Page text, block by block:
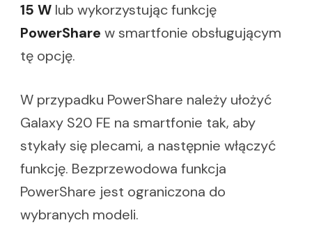
15 W lub wykorzystując funkcję
PowerShare w smartfonie obsługującym
tę opcję.
W przypadku PowerShare należy ułożyć
Galaxy S20 FE na smartfonie tak, aby
stykały się plecami, a następnie włączyć
funkcję. Bezprzewodowa funkcja
PowerShare jest ograniczona do
wybranych modeli.